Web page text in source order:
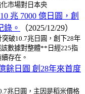
市場對日本央
兆 7000 億日圓，創
錄。
（2025/12/29）
突破10.7兆日圓，創下28年
數據對整體**日經225指
存在。
餘日圓 創28年來首度
兆日圓，主因是稻米價格